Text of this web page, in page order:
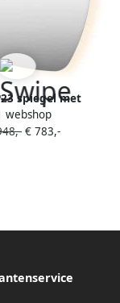
spiegel met
vorm in stalen
versie voorzien
webshop
€ 783,-